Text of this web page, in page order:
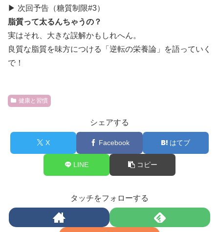
▶ 次回予告（糖質制限#3）
脂質って太るんちゃうの？
実はそれ、大きな誤解かもしれへん。
良質な脂質を味方につける「逆転の栄養論」を語っていく
で！
健康と習慣
シェアする
X Facebook はてブ
LINE コピー
タッチをフォローする